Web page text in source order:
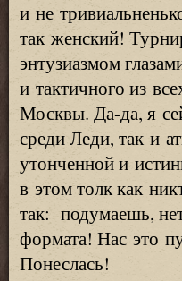
и не
так женский!
энтузиазмом
и тактичного из
Москвы. Да-да, я
среди Леди, так и
утонченной и
в этом толк как
так: подумаешь,
формата! Нас это
Понеслась!